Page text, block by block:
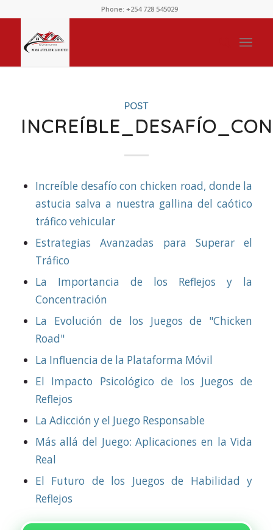
Phone: +254 728 545029
POST
Increíble desafío con chicken road, donde la
astucia salva a nuestra gallina del caótico
tráfico vehicular
Estrategias Avanzadas para Superar el
Tráfico
La Importancia de los Reflejos y la
Concentración
La Evolución de los Juegos de "Chicken
Road"
La Influencia de la Plataforma Móvil
El Impacto Psicológico de los Juegos de
Reflejos
La Adicción y el Juego Responsable
Más allá del Juego: Aplicaciones en la Vida
Real
El Futuro de los Juegos de Habilidad y
Reflejos